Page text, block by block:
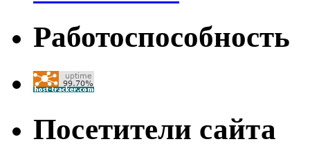
Работоспособность
Посетители сайта